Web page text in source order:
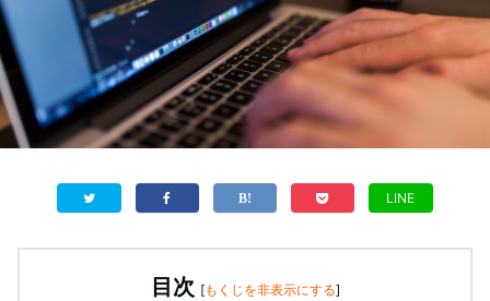
LINE
目次 [もくじを非表示にする]